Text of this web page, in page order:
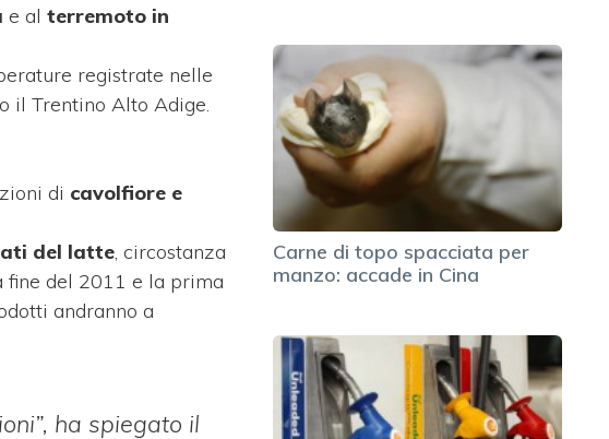
e al terremoto in
registrate nelle
il Trentino Alto Adige.
di cavolfiore e
del latte , circostanza
fine del 2011 e la prima
andranno a
ha spiegato il
Carne di topo spacciata per
manzo: accade in Cina